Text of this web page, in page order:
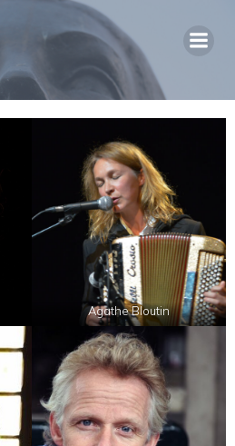
Agathe Bloutin